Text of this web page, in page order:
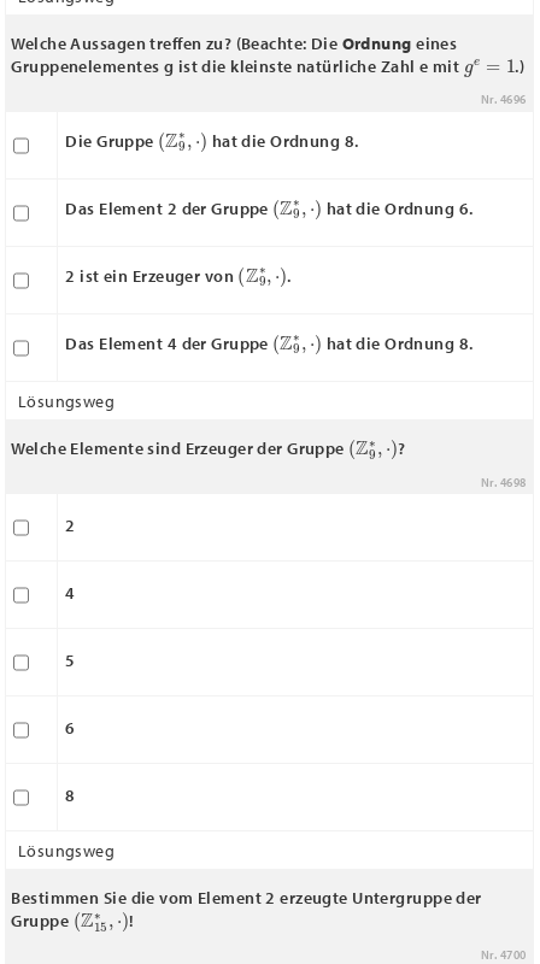
Welche Aussagen treffen zu? (Beachte: Die Ordnung eines
Gruppenelementes g ist die kleinste natürliche Zahl e mit
ge 1 .)
Nr. 4696
Die Gruppe (Z9 ∗, hat die Ordnung 8.
Das Element 2 der Gruppe (Z9 ∗ hat die Ordnung 6.
2 ist ein Erzeuger von (Z9 ∗.
Das Element 4 der Gruppe (Z9 ∗ hat die Ordnung 8.
Lösungsweg
Welche Elemente sind Erzeuger der Gruppe (Z9 ∗,?
Nr. 4698
2
4
5
6
8
Lösungsweg
Bestimmen Sie die vom Element 2 erzeugte Untergruppe der
Gruppe(Z15∗ ,⋅)
!
Nr. 4700